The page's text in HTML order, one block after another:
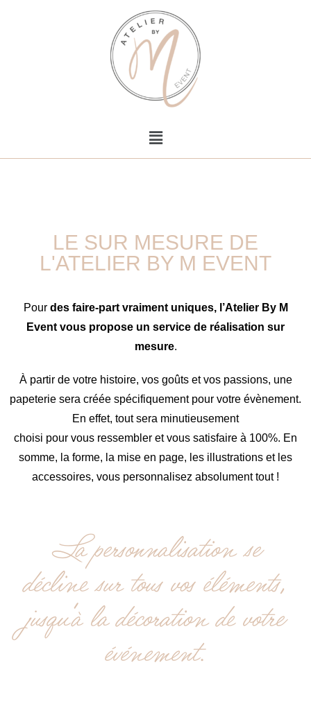
LE SUR MESURE DE
L'ATELIER BY M EVENT
Pourdes faire-part vraiment uniques, l’Atelier By M
Event vous propose un service de réalisation sur
mesure.
À partir de votre histoire, vos goûts et vos passions, une
papeterie sera créée spécifiquement pour votre évènement.
En effet, tout sera minutieusement
choisi pour vous ressembler et vous satisfaire à 100%. En
somme, la forme, la mise en page, les illustrations et les
accessoires, vous personnalisez absolument tout !
La personnalisation se
décline sur tous vos éléments,
jusqu’à la décoration de votre
événement.